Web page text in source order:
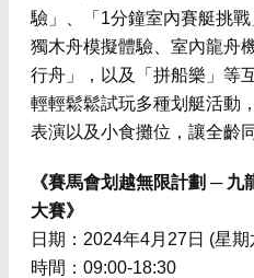
驗」、「1分鐘室內賽艇挑
獨木舟模擬體驗、室內龍舟
行舟」，以及「拼船樂」等
輕輕鬆鬆試玩多種划艇活動
表演以及小食攤位，讓全齡
《賽馬會划越無限計劃 ─
大賽》
日期：2024年4月27日 (星期
時間：09:00-18:30